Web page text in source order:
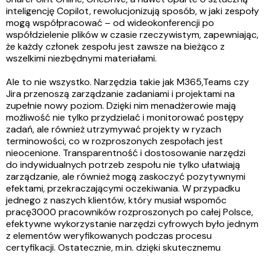
inteligencję Copilot, rewolucjonizują sposób, w jaki zespoły
mogą współpracować – od wideokonferencji po
współdzielenie plików w czasie rzeczywistym, zapewniając,
że każdy członek zespołu jest zawsze na bieżąco z
wszelkimi niezbędnymi materiałami.
Ale to nie wszystko. Narzędzia takie jak M365,Teams czy
Jira przenoszą zarządzanie zadaniami i projektami na
zupełnie nowy poziom. Dzięki nim menadżerowie mają
możliwość nie tylko przydzielać i monitorować postępy
zadań, ale również utrzymywać projekty w ryzach
terminowości, co w rozproszonych zespołach jest
nieocenione. Transparentność i dostosowanie narzędzi
do indywidualnych potrzeb zespołu nie tylko ułatwiają
zarządzanie, ale również mogą zaskoczyć pozytywnymi
efektami, przekraczającymi oczekiwania. W przypadku
jednego z naszych klientów, który musiał wspomóc
pracę3000 pracowników rozproszonych po całej Polsce,
efektywne wykorzystanie narzędzi cyfrowych było jednym
z elementów weryfikowanych podczas procesu
certyfikacji. Ostatecznie, m.in. dzięki skutecznemu